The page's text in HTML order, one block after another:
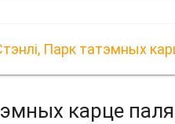
Парк татэмных
карце